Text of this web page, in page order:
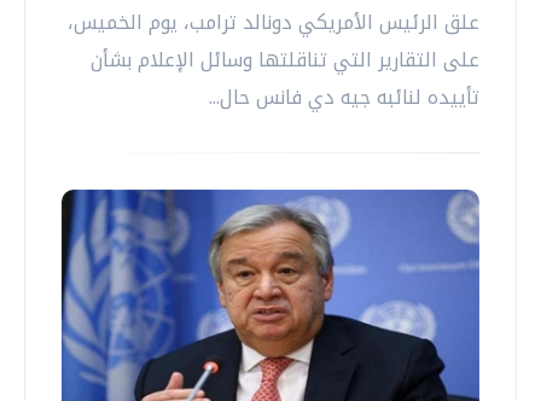
علق الرئيس الأمريكي دونالد ترامب، يوم الخميس،
على التقارير التي تناقلتها وسائل الإعلام بشأن
تأييده لنائبه جيه دي فانس حال...